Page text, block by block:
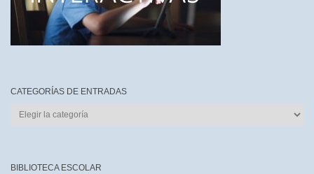
CATEGORÍAS DE ENTRADAS
CATEGORÍAS
BIBLIOTECA ESCOLAR